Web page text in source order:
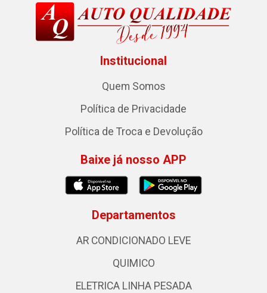
Institucional
Quem Somos
Política de Privacidade
Política de Troca e Devolução
Baixe já nosso APP
Departamentos
AR CONDICIONADO LEVE
QUIMICO
ELETRICA LINHA PESADA